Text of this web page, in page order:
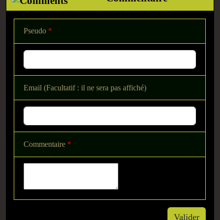
Pseudo *
Email (Facultatif : il ne sera pas affiché)
Commentaire *
Valider